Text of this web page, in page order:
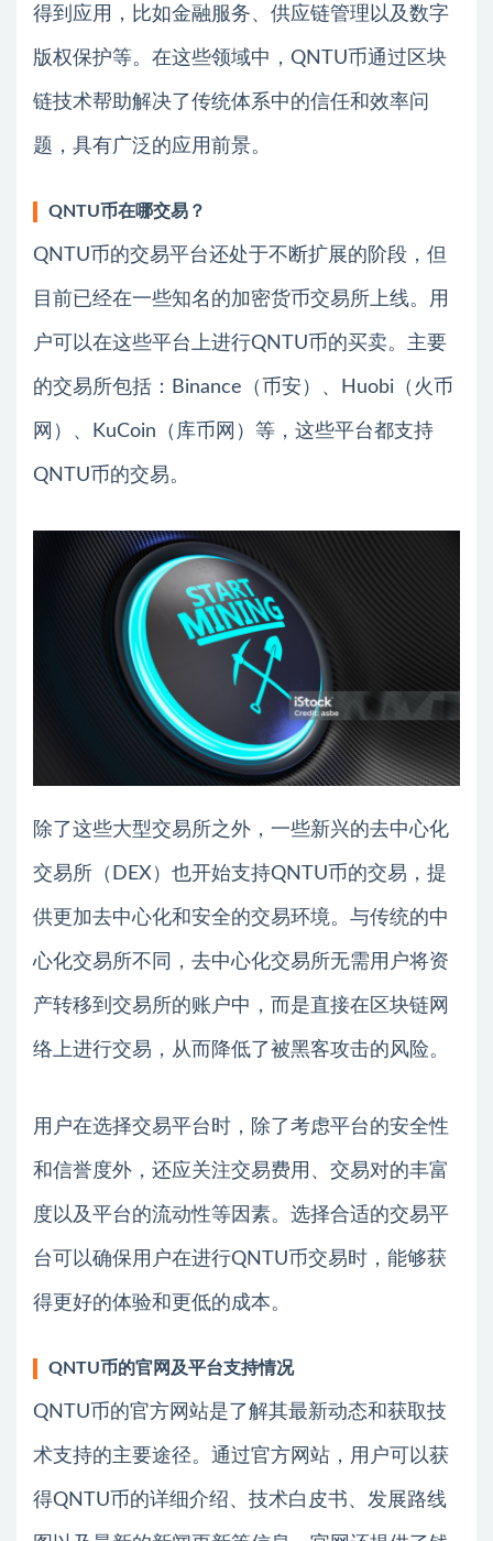
得到应用，比如金融服务、供应链管理以及数字
版权保护等。在这些领域中，QNTU币通过区块
链技术帮助解决了传统体系中的信任和效率问
题，具有广泛的应用前景。
QNTU币在哪交易？
QNTU币的交易平台还处于不断扩展的阶段，但
目前已经在一些知名的加密货币交易所上线。用
户可以在这些平台上进行QNTU币的买卖。主要
的交易所包括：Binance（币安）、Huobi（火币
网）、KuCoin（库币网）等，这些平台都支持
QNTU币的交易。
除了这些大型交易所之外，一些新兴的去中心化
交易所（DEX）也开始支持QNTU币的交易，提
供更加去中心化和安全的交易环境。与传统的中
心化交易所不同，去中心化交易所无需用户将资
产转移到交易所的账户中，而是直接在区块链网
络上进行交易，从而降低了被黑客攻击的风险。
用户在选择交易平台时，除了考虑平台的安全性
和信誉度外，还应关注交易费用、交易对的丰富
度以及平台的流动性等因素。选择合适的交易平
台可以确保用户在进行QNTU币交易时，能够获
得更好的体验和更低的成本。
QNTU币的官网及平台支持情况
QNTU币的官方网站是了解其最新动态和获取技
术支持的主要途径。通过官方网站，用户可以获
得QNTU币的详细介绍、技术白皮书、发展路线